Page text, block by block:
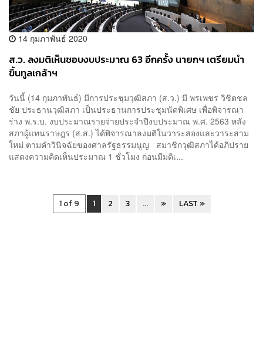
14 กุมภาพันธ์ 2020
ส.ว. ลงมติเห็นชอบงบประมาณ 63 อีกครั้ง นายกฯ เตรียมนำ
ขึ้นทูลเกล้าฯ
วันนี้ (14 กุมภาพันธ์) มีการประชุมวุฒิสภา (ส.ว.) มี พรเพชร วิชิตชล
ชัย ประธานวุฒิสภา เป็นประธานการประชุมนัดพิเศษ เพื่อพิจารณา
ร่าง พ.ร.บ. งบประมาณรายจ่ายประจำปีงบประมาณ พ.ศ. 2563 หลัง
สภาผู้แทนราษฎร (ส.ส.) ได้พิจารณาลงมติในวาระสองและวาระสาม
ใหม่ ตามคำวินิจฉัยของศาลรัฐธรรมนูญ สมาชิกวุฒิสภาได้อภิปราย
แสดงความคิดเห็นประมาณ 1 ชั่วโมง ก่อนมีมติเ...
1 of 9 1 2 3 ... » LAST »